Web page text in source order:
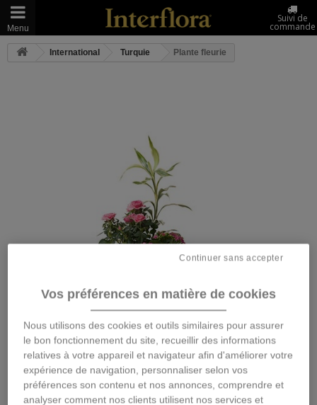
Menu
Suivi de
commande
International Turquie Plante fleurie
Agrandir l'image
PLANTE FLEURIE
Description
Vos préférences en matière de cookies
Nous utilisons des cookies et outils similaires pour assurer
le bon fonctionnement du site, recueillir des informations
relatives à votre appareil et navigateur afin d'améliorer votre
expérience de navigation, personnaliser selon vos
préférences son contenu et nos annonces, comprendre et
analyser comment nos clients utilisent nos services et
Continuer sans accepter